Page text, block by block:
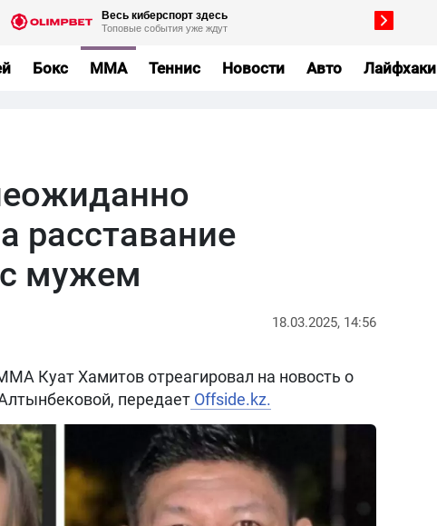
Бокс MMA Теннис Новости Авто Лайфхаки
расставание
мужем
18.03.2025, 14:56
Куат Хамитов отреагировал на новость о
передает Offside.kz.